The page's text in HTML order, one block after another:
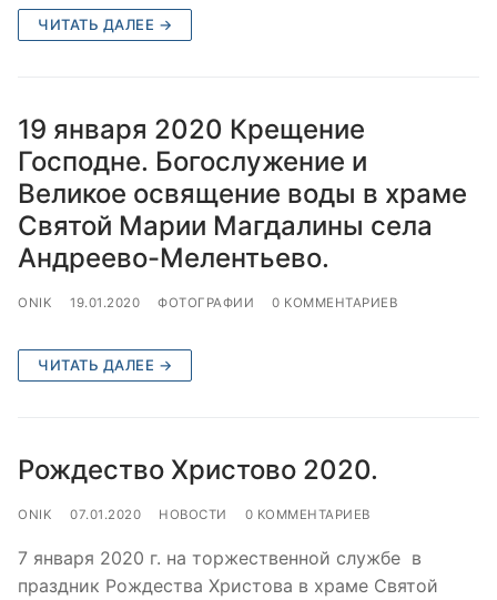
ЧИТАТЬ ДАЛЕЕ →
19 января 2020 Крещение
Господне. Богослужение и
Великое освящение воды в храме
Святой Марии Магдалины села
Андреево-Мелентьево.
ONIK 19.01.2020 ФОТОГРАФИИ 0 КОММЕНТАРИЕВ
ЧИТАТЬ ДАЛЕЕ →
Рождество Христово 2020.
ONIK 07.01.2020 НОВОСТИ 0 КОММЕНТАРИЕВ
7 января 2020 г. на торжественной службе в
праздник Рождества Христова в храме Святой